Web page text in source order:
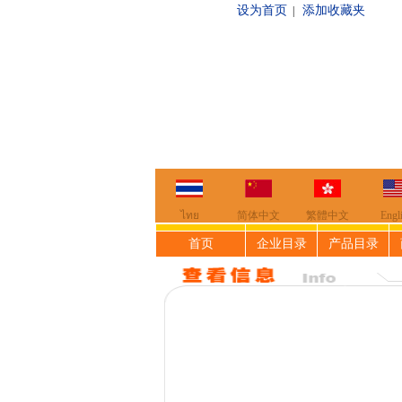
设为首页 添加收藏夹 你
ไทย 简体中文 繁體中文
首页 企业目录 产品目录